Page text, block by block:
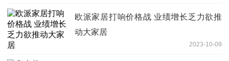
欧派家居打响价格战 业绩增长乏力欲推
动大家居
2023-10-09